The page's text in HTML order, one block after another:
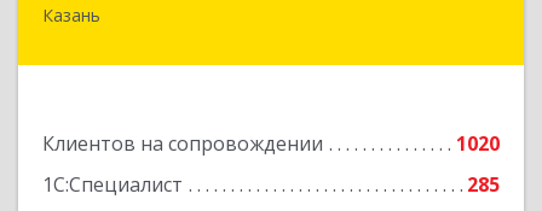
Казань
Клиентов на сопровождении
1020
1С:Специалист
285
420088, Татарстан Респ, Казань г, Победы пр-